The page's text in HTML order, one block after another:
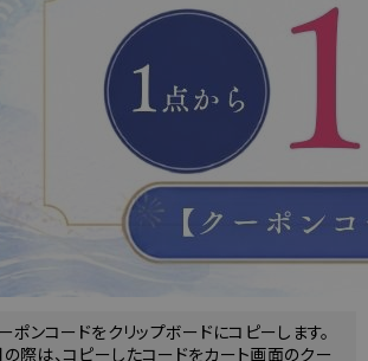
ポンコードをクリップボードにコピーします。
際は、コピーしたコードをカート画面のクー